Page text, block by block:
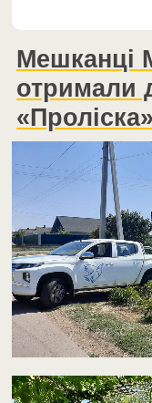
Мешканці
отримали